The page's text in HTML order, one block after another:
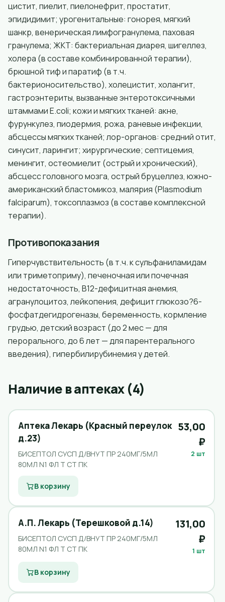
цистит, пиелит, пиелонефрит, простатит,
эпидидимит; урогенитальные: гонорея, мягкий
шанкр, венерическая лимфогранулема, паховая
гранулема; ЖКТ: бактериальная диарея, шигеллез,
холера (в составе комбинированной терапии),
брюшной тиф и паратиф (в т.ч.
бактерионосительство), холецистит, холангит,
гастроэнтериты, вызванные энтеротоксичными
штаммами E.coli; кожи и мягких тканей: акне,
фурункулез, пиодермия, рожа, раневые инфекции,
абсцессы мягких тканей; лор-органов: средний отит,
синусит, ларингит; хирургические; септицемия,
менингит, остеомиелит (острый и хронический),
абсцесс головного мозга, острый бруцеллез, южно-
американский бластомикоз, малярия (Plasmodium
falciparum), токсоплазмоз (в составе комплексной
терапии).
Противопоказания
Гиперчувствительность (в т.ч. к сульфаниламидам
или триметоприму), печеночная или почечная
недостаточность, B12-дефицитная анемия,
агранулоцитоз, лейкопения, дефицит глюкозо?6-
фосфатдегидрогеназы, беременность, кормление
грудью, детский возраст (до 2 мес — для
перорального, до 6 лет — для парентерального
введения), гипербилирубинемия у детей.
Наличие в аптеках (4)
Аптека Лекарь (Красный переулок
д.23)
БИСЕПТОЛ СУСП Д/ВНУТ ПР 240МГ/5МЛ
80МЛ N1 ФЛ Т СТ ПК
53,00
₽
2 шт
В корзину
А.П. Лекарь (Терешковой д.14)
БИСЕПТОЛ СУСП Д/ВНУТ ПР 240МГ/5МЛ
80МЛ N1 ФЛ Т СТ ПК
131,00
₽
1 шт
В корзину